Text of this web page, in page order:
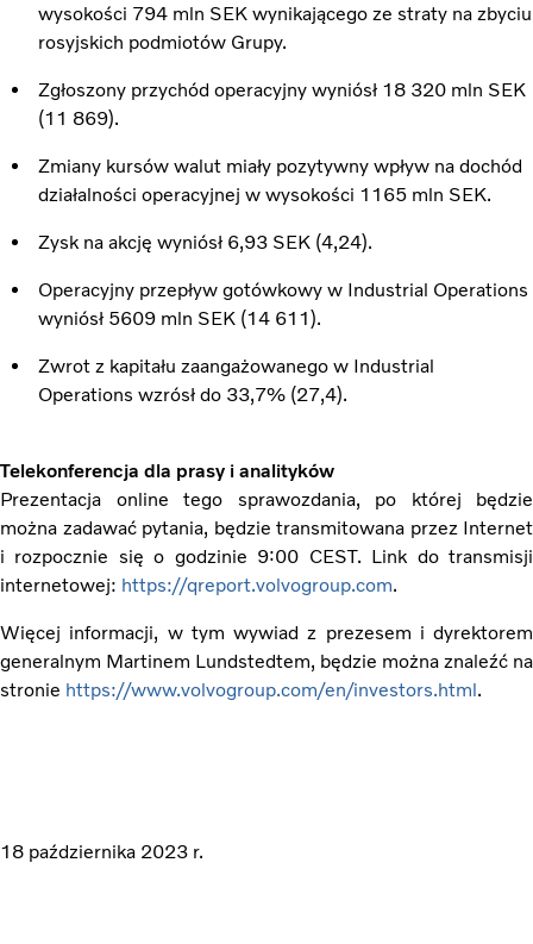
wysokości 794 mln SEK wynikającego ze straty na zbyciu
rosyjskich podmiotów Grupy.
Zgłoszony przychód operacyjny wyniósł 18 320 mln SEK
(11 869).
Zmiany kursów walut miały pozytywny wpływ na dochód
działalności operacyjnej w wysokości 1165 mln SEK.
Zysk na akcję wyniósł 6,93 SEK (4,24).
Operacyjny przepływ gotówkowy w Industrial Operations
wyniósł 5609 mln SEK (14 611).
Zwrot z kapitału zaangażowanego w Industrial
Operations wzrósł do 33,7% (27,4).
Telekonferencja dla prasy i analityków
Prezentacja online tego sprawozdania, po której będzie
można zadawać pytania, będzie transmitowana przez Internet
i rozpocznie się o godzinie 9:00 CEST. Link do transmisji
internetowej: https://qreport.volvogroup.com.
Więcej informacji, w tym wywiad z prezesem i dyrektorem
generalnym Martinem Lundstedtem, będzie można znaleźć na
stronie https://www.volvogroup.com/en/investors.html.
18 października 2023 r.